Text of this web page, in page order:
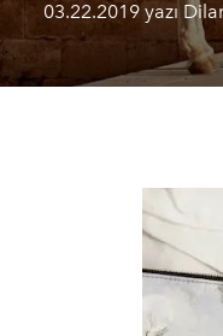
03.22.2019 yazı